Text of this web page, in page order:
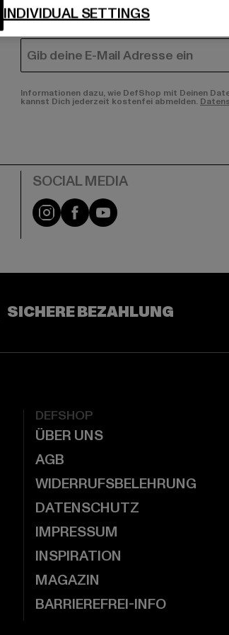
FRAUEN
E-MAIL
Informationen dazu, wie DefShop mit Deinen
kannst Dich jederzeit kostenfei abmelden.
Instagram
FacebookYouTube
SICHERE BEZAHLUNG
DEFSHOP
ÜBER UNS
AGB
WIDERRUFSBELEHRUNG
DATENSCHUTZ
IMPRESSUM
INSPIRATION
MAGAZIN
BARRIEREFREI-INFO
INDIVIDUAL SETTINGS